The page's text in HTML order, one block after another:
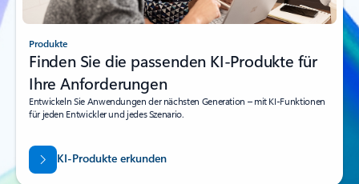
Produkte
Finden Sie die passenden KI-Produkte für
Ihre Anforderungen
Entwickeln Sie Anwendungen der nächsten Generation – mit KI-Funktionen
für jeden Entwickler und jedes Szenario.
KI-Produkte erkunden